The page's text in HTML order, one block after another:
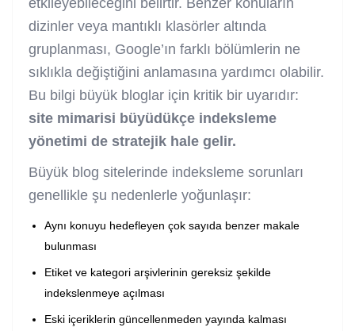
dizinler veya mantıklı klasörler altında
gruplanması, Google’ın farklı bölümlerin ne
sıklıkla değiştiğini anlamasına yardımcı olabilir.
Bu bilgi büyük bloglar için kritik bir uyarıdır:
site mimarisi büyüdükçe indeksleme
yönetimi de stratejik hale gelir.
Büyük blog sitelerinde indeksleme sorunları
genellikle şu nedenlerle yoğunlaşır:
Aynı konuyu hedefleyen çok sayıda benzer makale
bulunması
Etiket ve kategori arşivlerinin gereksiz şekilde
indekslenmeye açılması
Eski içeriklerin güncellenmeden yayında kalması